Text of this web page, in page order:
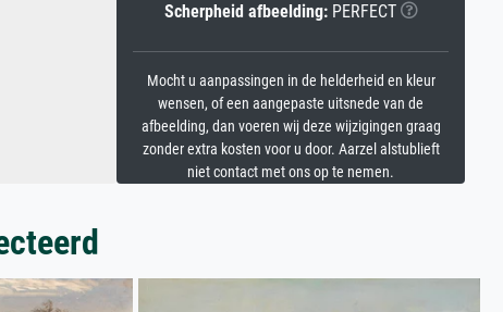
Scherpheid afbeelding:PERFECT
Mocht u aanpassingen in de helderheid en kleur
wensen, of een aangepaste uitsnede van de
afbeelding, dan voeren wij deze wijzigingen graag
zonder extra kosten voor u door. Aarzel alstublieft
niet contact met ons op te nemen.